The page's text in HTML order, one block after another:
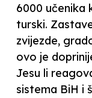
6000 učenika
turski.
zvijezde,
ovo je
Jesu li
sistema BiH i